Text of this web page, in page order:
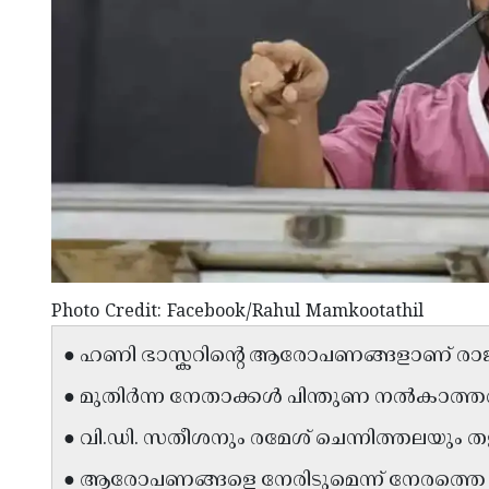
Photo Credit: Facebook/Rahul Mamkootathil
● ഹണി ഭാസ്കറിന്റെ ആരോപണങ്ങളാണ്
● മുതിർന്ന നേതാക്കൾ പിന്തുണ
● വി.ഡി. സതീശനും രമേശ് ചെന്നിത്തലയും
● ആരോപണങ്ങളെ നേരിടുമെന്ന്